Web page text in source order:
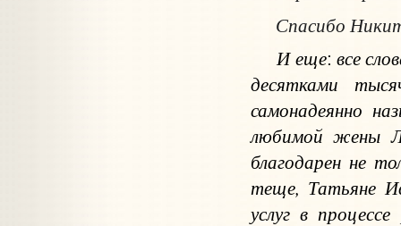
Спасибо
И еще: все
десятками
самонадеянно
любимой жены
благодарен не
теще, Татьяне
услуг в